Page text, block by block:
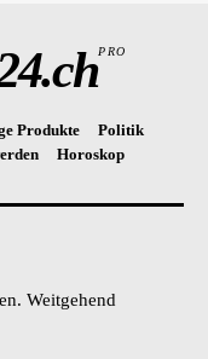
PRO
Produkte
Politik
Horoskop
Weitgehend